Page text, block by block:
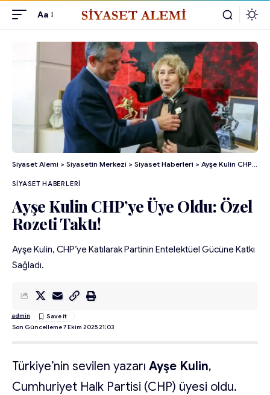
Aa
Siyaset Alemi > Siyasetin Merkezi > Siyaset Haberleri > Ayşe Kulin CHP’ye Üye Oldu: Özel Rozeti Taktı!
SIYASET HABERLERI
Ayşe Kulin CHP’ye Üye Oldu: Özel
Rozeti Taktı!
Ayşe Kulin, CHP’ye Katılarak Partinin Entelektüel Gücüne Katkı
Sağladı.
Son Güncelleme 7 Ekim 2025 21:03
admin
Türkiye’nin sevilen yazarı Ayşe Kulin,
Cumhuriyet Halk Partisi (CHP) üyesi oldu.